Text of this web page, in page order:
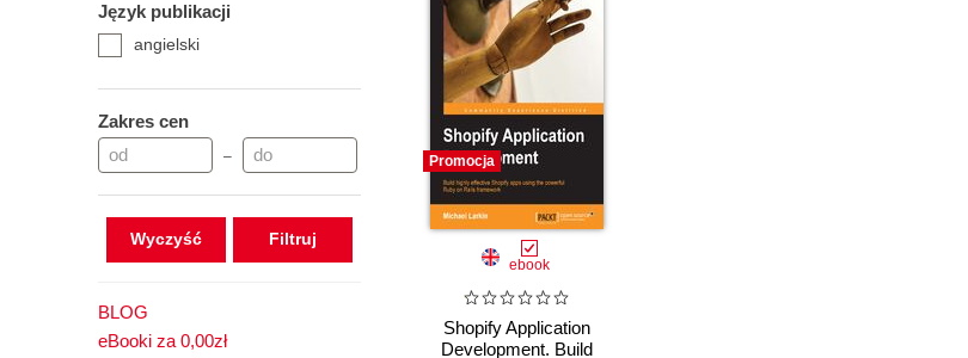
Język publikacji
angielski
Zakres cen
–
Wyczyść
BLOG
eBooki za 0,00zł
Promocja
ebook
Shopify Application
Development. Build